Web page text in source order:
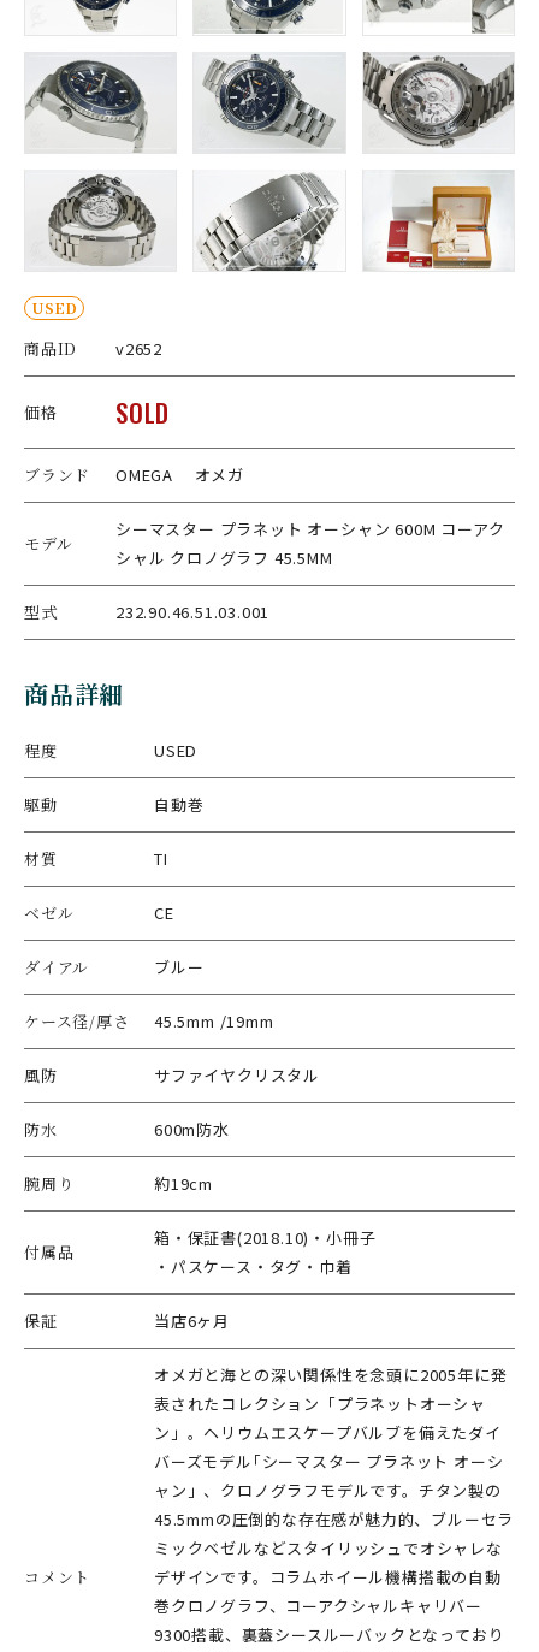
USED
商品ID v2652
価格 SOLD
ブランド OMEGA オメガ
モデル
シーマスター プラネット オーシャン 600M コーアク
シャル クロノグラフ 45.5MM
型式 232.90.46.51.03.001
商品詳細
程度 USED
駆動 自動巻
材質 TI
ベゼル CE
ダイアル ブルー
ケース径/厚さ 45.5mm /19mm
風防 サファイヤクリスタル
防水 600m防水
腕周り 約19cm
付属品
箱・保証書(2018.10)・小冊子
・パスケース・タグ・巾着
保証 当店6ヶ月
コメント
オメガと海との深い関係性を念頭に2005年に発
表されたコレクション「プラネットオーシャ
ン」。ヘリウムエスケープバルブを備えたダイ
バーズモデル｢シーマスター プラネット オーシ
ャン」、クロノグラフモデルです。チタン製の
45.5mmの圧倒的な存在感が魅力的、ブルーセラ
ミックベゼルなどスタイリッシュでオシャレな
デザインです。コラムホイール機構搭載の自動
巻クロノグラフ、コーアクシャルキャリバー
9300搭載、裏蓋シースルーバックとなっており